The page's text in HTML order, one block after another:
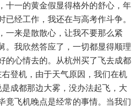
十一的黄金假显得格外的舒心，年
已经工作，我还在与高考作斗争。
一来是散散心，让我不要那么紧
。我欣然答应了，一切都显得顺理
的心情去的。从杭州买了飞去成都
登机，由于天气原因，我们在机
成都那边大雾，没办法起飞，大
竟飞机晚点是经常的事情。当我们